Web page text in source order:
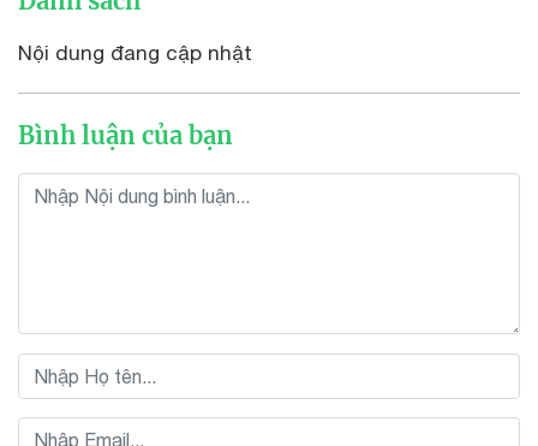
Nội dung đang cập nhật
Bình luận của bạn